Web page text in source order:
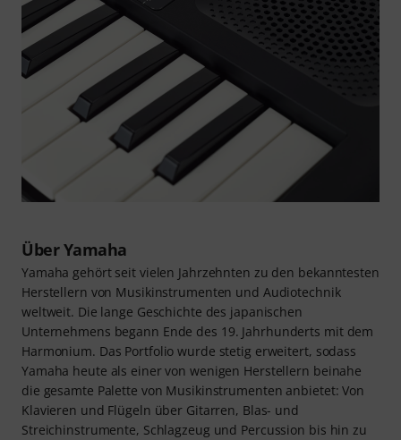
Über Yamaha
Yamaha gehört seit vielen Jahrzehnten zu den bekanntesten
Herstellern von Musikinstrumenten und Audiotechnik
weltweit. Die lange Geschichte des japanischen
Unternehmens begann Ende des 19. Jahrhunderts mit dem
Harmonium. Das Portfolio wurde stetig erweitert, sodass
Yamaha heute als einer von wenigen Herstellern beinahe
die gesamte Palette von Musikinstrumenten anbietet: Von
Klavieren und Flügeln über Gitarren, Blas- und
Streichinstrumente, Schlagzeug und Percussion bis hin zu